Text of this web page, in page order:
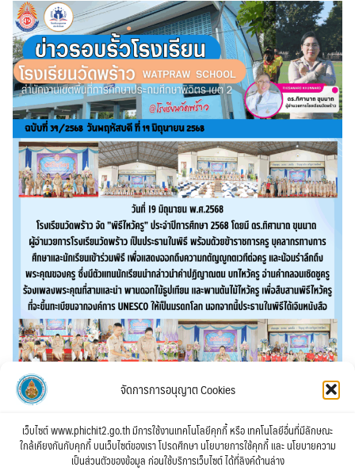
จัดการการอนุญาต Cookies
เว็บไซต์ www.phichit2.go.th มีการใช้งานเทคโนโลยีคุกกี้ หรือ เทคโนโลยีอื่นที่มีลักษณะ
ใกล้เคียงกันกับคุกกี้ บนเว็บไซต์ของเรา โปรดศึกษา นโยบายการใช้คุกกี้ และ นโยบายความ
เป็นส่วนตัวของข้อมูล ก่อนใช้บริการเว็บไซต์ ได้ที่ลิงค์ด้านล่าง